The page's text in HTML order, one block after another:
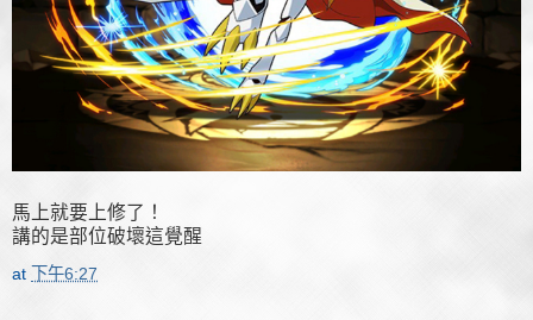
馬上就要上修了！
講的是部位破壞這覺醒
at 下午6:27